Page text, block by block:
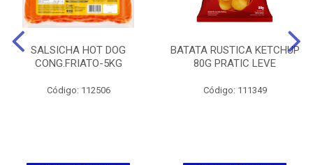
SALSICHA HOT DOG
CONG.FRIATO-5KG
Código: 112506
BATATA RUSTICA KETCHUP
80G PRATIC LEVE
Código: 111349